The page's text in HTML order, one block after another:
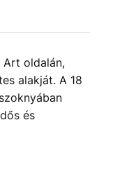
oldalán,
alakját. A 18
és